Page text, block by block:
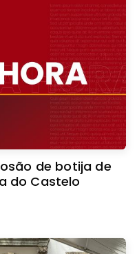
de botija de
do Castelo